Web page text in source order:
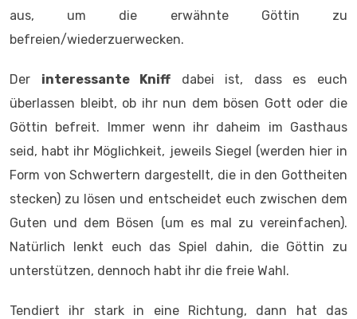
aus, um die erwähnte Göttin zu
befreien/wiederzuerwecken.
Der interessante Kniff dabei ist, dass es euch
überlassen bleibt, ob ihr nun dem bösen Gott oder die
Göttin befreit. Immer wenn ihr daheim im Gasthaus
seid, habt ihr Möglichkeit, jeweils Siegel (werden hier in
Form von Schwertern dargestellt, die in den Gottheiten
stecken) zu lösen und entscheidet euch zwischen dem
Guten und dem Bösen (um es mal zu vereinfachen).
Natürlich lenkt euch das Spiel dahin, die Göttin zu
unterstützen, dennoch habt ihr die freie Wahl.
Tendiert ihr stark in eine Richtung, dann hat das